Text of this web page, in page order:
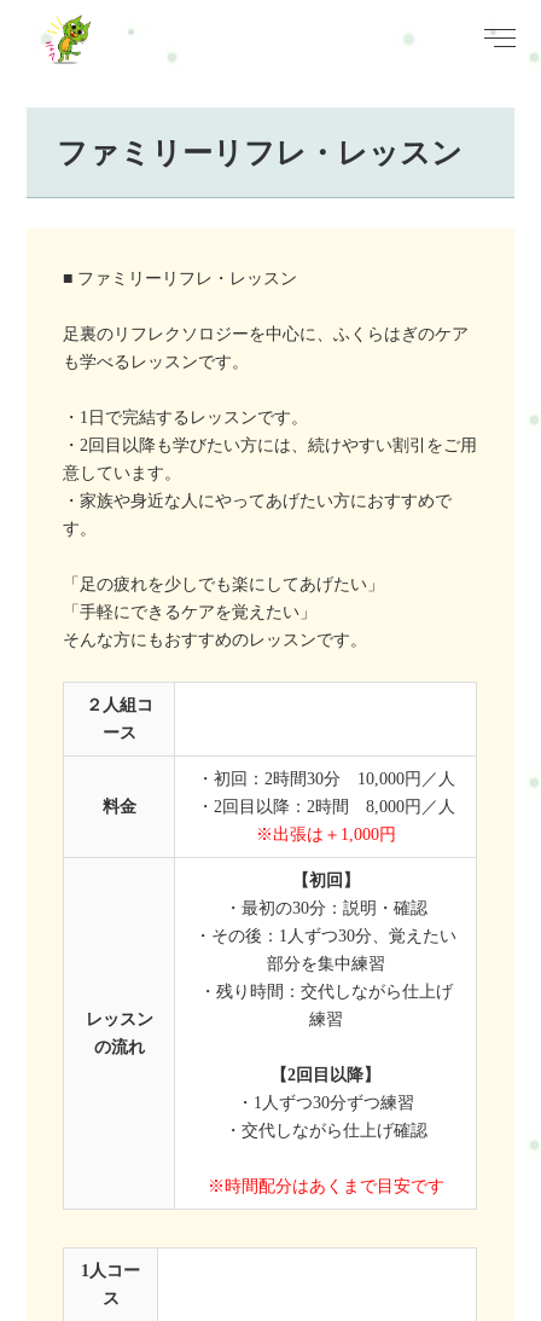
ファミリーリフレ・レッスン
■ ファミリーリフレ・レッスン
足裏のリフレクソロジーを中心に、ふくらはぎのケア
も学べるレッスンです。
・1日で完結するレッスンです。
・2回目以降も学びたい方には、続けやすい割引をご用
意しています。
・家族や身近な人にやってあげたい方におすすめで
す。
「足の疲れを少しでも楽にしてあげたい」
「手軽にできるケアを覚えたい」
そんな方にもおすすめのレッスンです。
２人組コ
ース
料金
・初回：2時間30分 10,000円／人
・2回目以降：2時間 8,000円／人
※出張は＋1,000円
レッスン
の流れ
【初回】
・最初の30分：説明・確認
・その後：1人ずつ30分、覚えたい
部分を集中練習
・残り時間：交代しながら仕上げ
練習
【2回目以降】
・1人ずつ30分ずつ練習
・交代しながら仕上げ確認
※時間配分はあくまで目安です
1人コー
ス